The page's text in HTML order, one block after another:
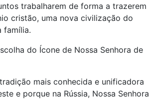
trabalharem de forma a trazerem
cristão, uma nova civilização do
família.
do Ícone de Nossa Senhora de
mais conhecida e unificadora
e porque na Rússia, Nossa Senhora